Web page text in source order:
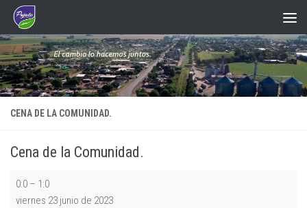
Saltar al contenido
CENA DE LA COMUNIDAD.
Cena de la Comunidad.
Cena
0:0 – 1:0
viernes 23 junio de 2023